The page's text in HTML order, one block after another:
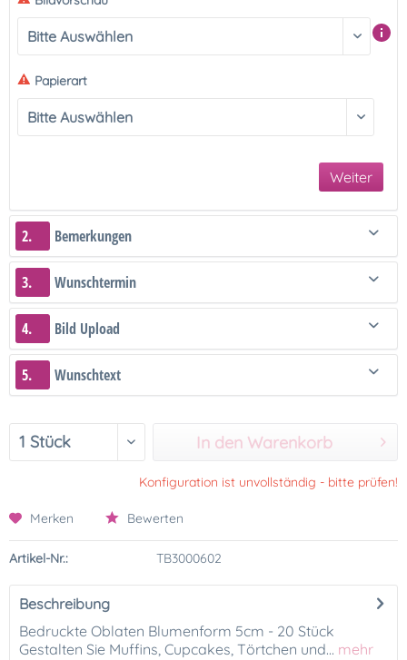
Papierart
Weiter
2. Bemerkungen
3. Wunschtermin
4. Bild Upload
5. Wunschtext
In den Warenkorb
Konfiguration ist unvollständig - bitte prüfen!
Merken Bewerten
Artikel-Nr.: TB3000602
Beschreibung
Bedruckte Oblaten Blumenform 5cm - 20 Stück
Gestalten Sie Muffins, Cupcakes, Törtchen und... mehr